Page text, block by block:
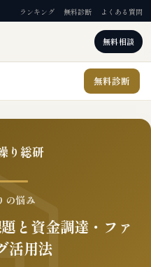
ランキング 無料診断 よくある質問
無料相談
無料診断
り総研
の悩み
と資金調達・ファ
活用法